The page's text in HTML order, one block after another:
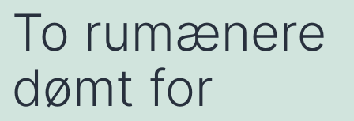
To rumænere
dømt for